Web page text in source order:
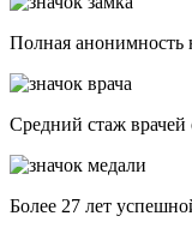
Полная анонимность
Средний стаж врачей
Более 27 лет